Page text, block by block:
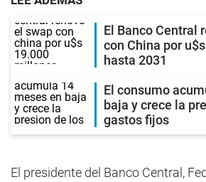
El Banco Central
con China por
hasta 2031
El consumo
baja y crece la
gastos fijos
El presidente del Banco Central,